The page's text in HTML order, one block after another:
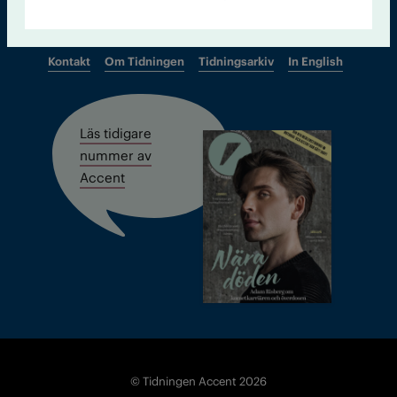
Kontakt Om Tidningen Tidningsarkiv In English
Läs tidigare
nummer av
Accent
© Tidningen Accent 2026